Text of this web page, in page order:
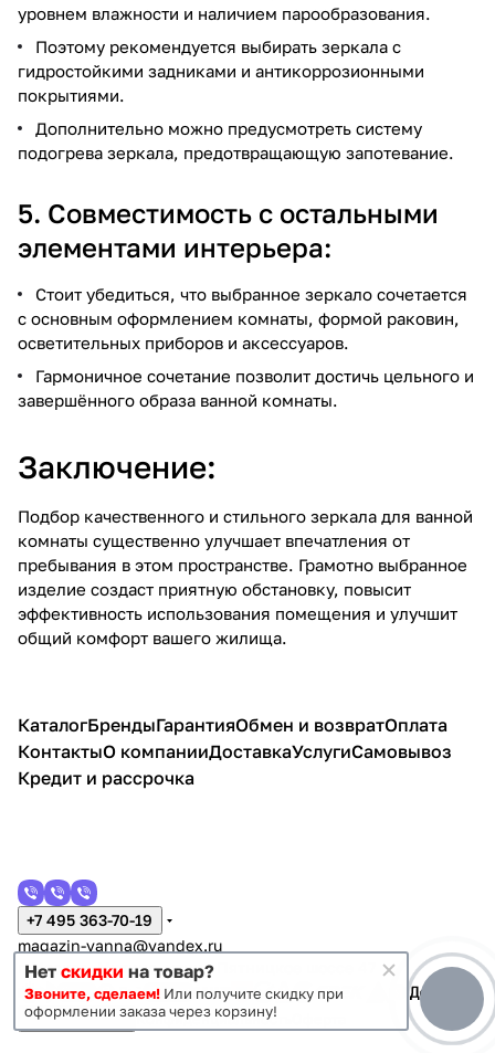
уровнем влажности и наличием парообразования.
Поэтому рекомендуется выбирать зеркала с
гидростойкими задниками и антикоррозионными
покрытиями.
Дополнительно можно предусмотреть систему
подогрева зеркала, предотвращающую запотевание.
5. Совместимость с остальными
элементами интерьера:
Стоит убедиться, что выбранное зеркало сочетается
с основным оформлением комнаты, формой раковин,
осветительных приборов и аксессуаров.
Гармоничное сочетание позволит достичь цельного и
завершённого образа ванной комнаты.
Заключение:
Подбор качественного и стильного зеркала для ванной
комнаты существенно улучшает впечатления от
пребывания в этом пространстве. Грамотно выбранное
изделие создаст приятную обстановку, повысит
эффективность использования помещения и улучшит
общий комфорт вашего жилища.
КаталогБрендыГарантияОбмен и возвратОплата
КонтактыО компанииДоставкаУслугиСамовывоз
Кредит и рассрочка
+7 495 363-70-19
magazin-vanna@yandex.ru
г. Москва, Митино, улица Пятницкое шоссе 47
Темная тема Конфиденциальность
Нет скидки на товар?
Звоните, сделаем! Или получите скидку при
оформлении заказа через корзину!